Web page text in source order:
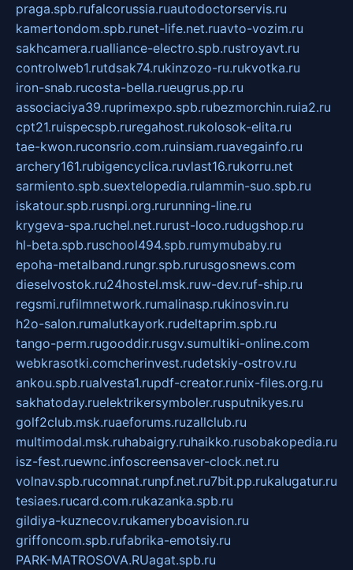
praga.spb.rufalcorussia.ruautodoctorservis.ru
kamertondom.spb.runet-life.net.ruavto-vozim.ru
sakhcamera.rualliance-electro.spb.rustroyavt.ru
controlweb1.rutdsak74.rukinzozo-ru.rukvotka.ru
iron-snab.rucosta-bella.rueugrus.pp.ru
associaciya39.ruprimexpo.spb.rubezmorchin.ruia2.ru
cpt21.ruispecspb.ruregahost.rukolosok-elita.ru
tae-kwon.ruconsrio.com.ruinsiam.ruavegainfo.ru
archery161.rubigencyclica.ruvlast16.rukorru.net
sarmiento.spb.suextelopedia.rulammin-suo.spb.ru
iskatour.spb.rusnpi.org.rurunning-line.ru
krygeva-spa.ruchel.net.rurust-loco.rudugshop.ru
hl-beta.spb.ruschool494.spb.rumymubaby.ru
epoha-metalband.rungr.spb.rurusgosnews.com
dieselvostok.ru24hostel.msk.ruw-dev.ruf-ship.ru
regsmi.rufilmnetwork.rumalinasp.rukinosvin.ru
h2o-salon.rumalutkayork.rudeltaprim.spb.ru
tango-perm.rugooddir.rusgv.sumultiki-online.com
webkrasotki.comcherinvest.rudetskiy-ostrov.ru
ankou.spb.rualvesta1.rupdf-creator.runix-files.org.ru
sakhatoday.ruelektrikersymboler.rusputnikyes.ru
golf2club.msk.ruaeforums.ruzallclub.ru
multimodal.msk.ruhabaigry.ruhaikko.rusobakopedia.ru
isz-fest.ruewnc.infoscreensaver-clock.net.ru
volnav.spb.rucomnat.runpf.net.ru7bit.pp.rukalugatur.ru
tesiaes.rucard.com.rukazanka.spb.ru
gildiya-kuznecov.rukameryboavision.ru
griffoncom.spb.rufabrika-emotsiy.ru
PARK-MATROSOVA.RUagat.spb.ru